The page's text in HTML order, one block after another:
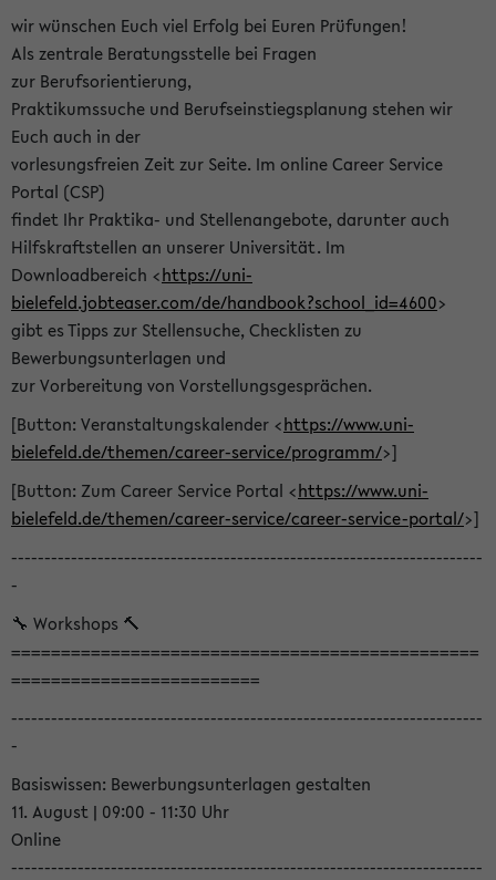
wir wünschen Euch viel Erfolg bei Euren Prüfungen!
Als zentrale Beratungsstelle bei Fragen
zur Berufsorientierung,
Praktikumssuche und Berufseinstiegsplanung stehen wir
Euch auch in der
vorlesungsfreien Zeit zur Seite. Im online Career Service
Portal (CSP)
findet Ihr Praktika- und Stellenangebote, darunter auch
Hilfskraftstellen an unserer Universität. Im
Downloadbereich <https://uni-
bielefeld.jobteaser.com/de/handbook?school_id=4600>
gibt es Tipps zur Stellensuche, Checklisten zu
Bewerbungsunterlagen und
zur Vorbereitung von Vorstellungsgesprächen.
[Button: Veranstaltungskalender <https://www.uni-
bielefeld.de/themen/career-service/programm/>]
[Button: Zum Career Service Portal <https://www.uni-
bielefeld.de/themen/career-service/career-service-portal/>]
-----------------------------------------------------------------------
-
🔧 Workshops 🔨
===============================================
=========================
-----------------------------------------------------------------------
-
Basiswissen: Bewerbungsunterlagen gestalten
11. August | 09:00 - 11:30 Uhr
Online
-----------------------------------------------------------------------